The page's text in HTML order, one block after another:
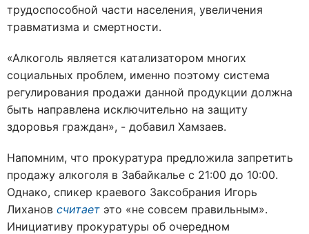
трудоспособной части населения, увеличения
травматизма и смертности.
«Алкоголь является катализатором многих
социальных проблем, именно поэтому система
регулирования продажи данной продукции должна
быть направлена исключительно на защиту
здоровья граждан», - добавил Хамзаев.
Напомним, что прокуратура предложила запретить
продажу алкоголя в Забайкалье с 21:00 до 10:00.
Однако, спикер краевого Заксобрания Игорь
Лиханов считает это «не совсем правильным».
Инициативу прокуратуры об очередном